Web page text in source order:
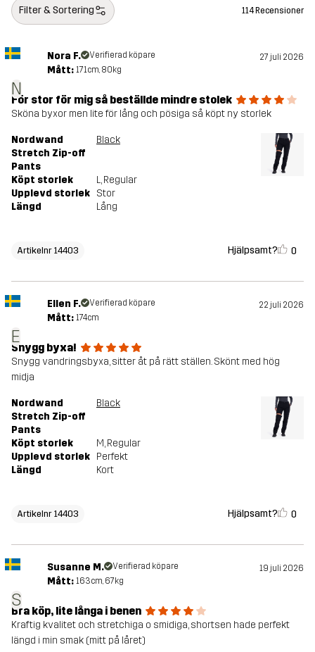
Filter & Sortering 114 Recensioner
N
Nora F. Verifierad köpare 27 juli 2026
Mått: 171cm, 80kg
För stor för mig så beställde mindre stolek
Sköna byxor men lite för lång och pösiga så köpt ny storlek
Nordwand
Stretch Zip-off
Pants
Black
Köpt storlek L, Regular
Upplevd storlek Stor
Längd
Lång
Artikelnr 14403 Hjälpsamt? 0
E
Ellen F. Verifierad köpare 22 juli 2026
Mått: 174cm
Snygg byxa!
Snygg vandringsbyxa, sitter åt på rätt ställen. Skönt med hög
midja
Nordwand
Stretch Zip-off
Pants
Black
Köpt storlek M, Regular
Upplevd storlek Perfekt
Längd
Kort
Artikelnr 14403 Hjälpsamt? 0
S
Susanne M. Verifierad köpare 19 juli 2026
Mått: 163cm, 67kg
Bra köp, lite långa i benen
Kraftig kvalitet och stretchiga o smidiga, shortsen hade perfekt
längd i min smak (mitt på låret)